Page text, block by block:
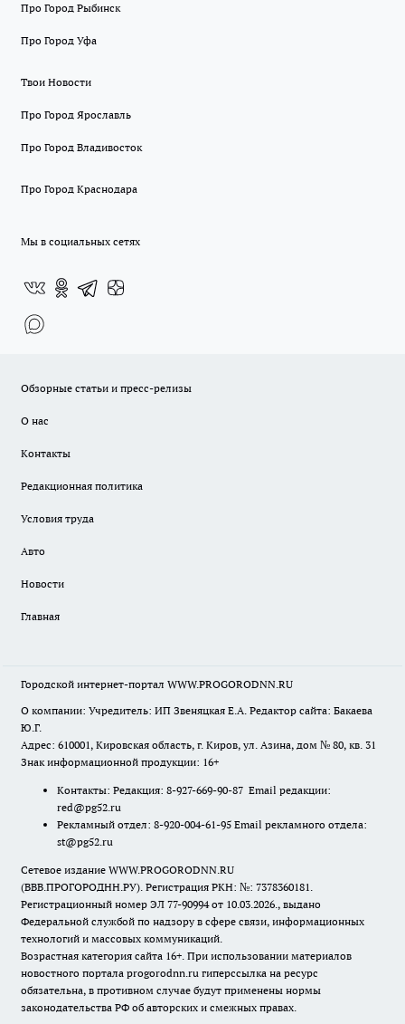
Про Город Рыбинск
Про Город Уфа
Твои Новости
Про Город Ярославль
Про Город Владивосток
Про Город Краснодара
Мы в социальных сетях
Обзорные статьи и пресс-релизы
О нас
Контакты
Редакционная политика
Условия труда
Авто
Новости
Главная
Городской интернет-портал WWW.PROGORODNN.RU
О компании: Учредитель: ИП Звеняцкая Е.А. Редактор сайта: Бакаева
Ю.Г.
Адрес: 610001, Кировская область, г. Киров, ул. Азина, дом № 80, кв. 31
Знак информационной продукции: 16+
Контакты: Редакция: 8-927-669-90-87 Email редакции:
red@pg52.ru
Рекламный отдел: 8-920-004-61-95 Email рекламного отдела:
st@pg52.ru
Сетевое издание WWW.PROGORODNN.RU
(ВВВ.ПРОГОРОДНН.РУ). Регистрация РКН: №: 7378360181.
Регистрационный номер ЭЛ 77-90994 от 10.03.2026., выдано
Федеральной службой по надзору в сфере связи, информационных
технологий и массовых коммуникаций.
Возрастная категория сайта 16+. При использовании материалов
новостного портала progorodnn.ru гиперссылка на ресурс
обязательна, в противном случае будут применены нормы
законодательства РФ об авторских и смежных правах.